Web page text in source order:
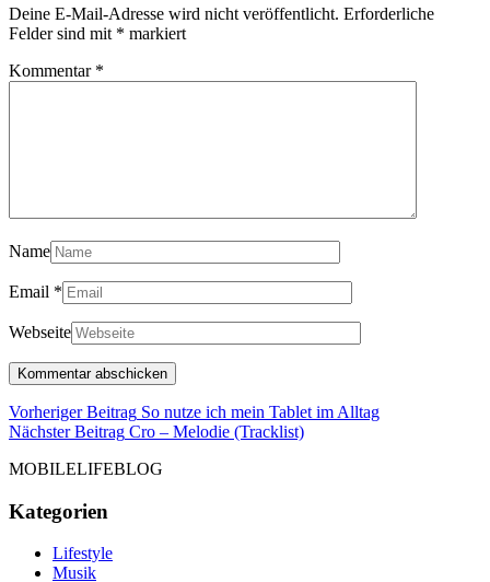
Deine E-Mail-Adresse wird nicht veröffentlicht. Erforderliche
Felder sind mit * markiert
Kommentar *
Name
Email *
Webseite
Beitragsnavigation
Vorheriger Beitrag So nutze ich mein Tablet im AlltagVorheriger
Nächster Beitrag Cro – Melodie (Tracklist)Nächster
MOBILELIFEBLOG
Kategorien
Lifestyle
Musik